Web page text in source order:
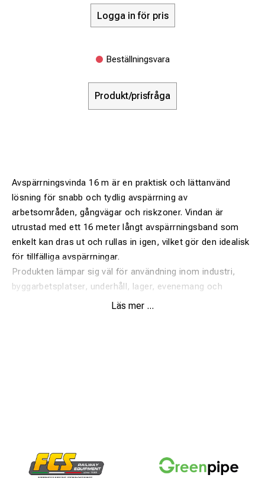
Logga in för pris
Beställningsvara
Produkt/prisfråga
Avspärrningsvinda 16 m är en praktisk och lättanvänd
lösning för snabb och tydlig avspärrning av
arbetsområden, gångvägar och riskzoner. Vindan är
utrustad med ett 16 meter långt avspärrningsband som
enkelt kan dras ut och rullas in igen, vilket gör den idealisk
för tillfälliga avspärrningar.
Produkten lämpar sig väl för användning inom industri,
byggarbetsplatser, underhåll, lager, evenemang och
offentliga miljöer där säkerhet och tydlig avgränsning är
Kompakt och praktisk design
Lämplig för tillfälliga avspärrningar
Läs mer ...